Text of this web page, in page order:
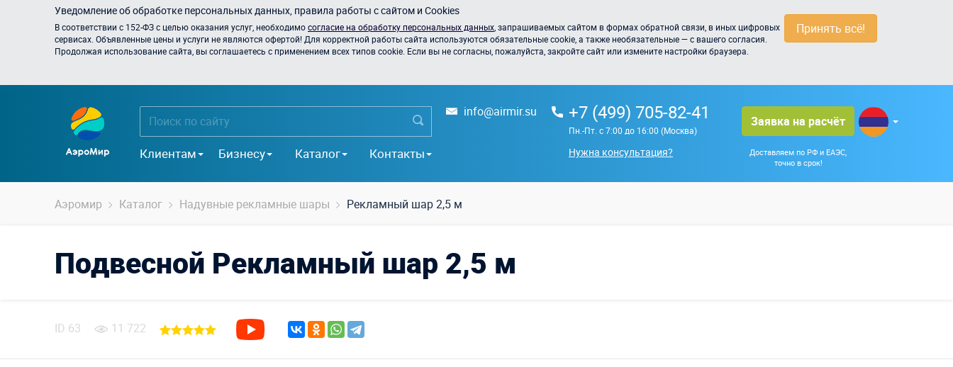
Принять всё!
Уведомление об обработке персональных данных, правила работы с сайтом и Cookies
В соответствии с 152-ФЗ с целью оказания услуг, необходимосогласие на обработку персональных данных , запрашиваемых сайтом в формах обратной связи, в иных цифровых
сервисах. Объявленные цены и услуги не являются офертой! Для корректной работы сайта используются обязательные cookie, а также необязательные — с вашего согласия.
Продолжая использование сайта, вы соглашаетесь с применением всех типов cookie. Если вы не согласны, пожалуйста, закройте сайт или измените настройки браузера.
Клиентам Бизнесу Каталог Контакты
info@airmir.su +7 (499) 705-82-41
Пн.-Пт. с 7:00 до 16:00 (Москва)
Нужна консультация?
Заявка на расчёт
Доставляем по РФ и ЕАЭС,
точно в срок!
Аэромир Каталог Надувные рекламные шары Рекламный шар 2,5 м
Подвесной Рекламный шар 2,5 м
ID 63 11 722